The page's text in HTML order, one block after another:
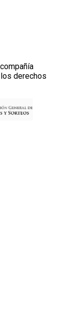
derechos